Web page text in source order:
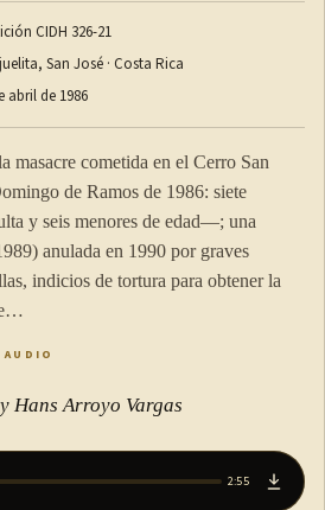
CIDH 326-21
San José · Costa Rica
abril de 1986
masacre cometida en el Cerro San
de Ramos de 1986: siete
y seis menores de edad—; una
anulada en 1990 por graves
indicios de tortura para obtener la
Hans Arroyo Vargas
2:55